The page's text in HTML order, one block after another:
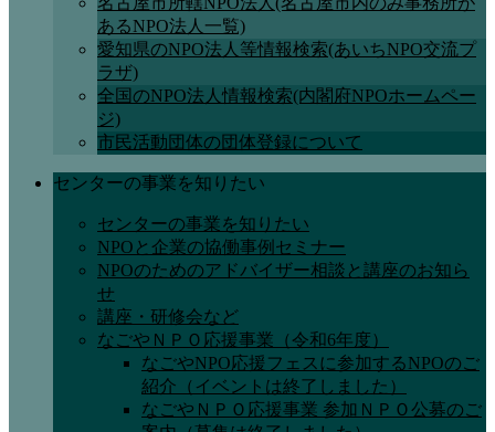
あるNPO法人一覧)
愛知県のNPO法人等情報検索(あいちNPO交流プ
ラザ)
全国のNPO法人情報検索(内閣府NPOホームペー
ジ)
市民活動団体の団体登録について
センターの事業を知りたい
センターの事業を知りたい
NPOと企業の協働事例セミナー
NPOのためのアドバイザー相談と講座のお知ら
せ
講座・研修会など
なごやＮＰＯ応援事業（令和6年度）
なごやNPO応援フェスに参加するNPOのご
紹介（イベントは終了しました）
なごやＮＰＯ応援事業 参加ＮＰＯ公募のご